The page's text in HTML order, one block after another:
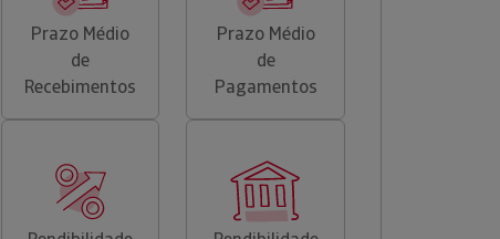
Prazo Médio
de
Recebimentos
Prazo Médio
de
Pagamentos